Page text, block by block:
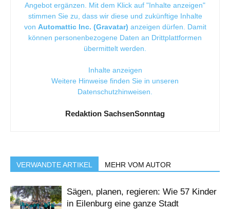
Angebot ergänzen. Mit dem Klick auf "Inhalte anzeigen"
stimmen Sie zu, dass wir diese und zukünftige Inhalte
von Automattic Inc. (Gravatar) anzeigen dürfen. Damit
können personenbezogene Daten an Drittplattformen
übermittelt werden.
Inhalte anzeigen
Weitere Hinweise finden Sie in unseren
Datenschutzhinweisen
Redaktion SachsenSonntag
VERWANDTE ARTIKEL MEHR VOM AUTOR
Sägen, planen, regieren: Wie 57 Kinder
in Eilenburg eine ganze Stadt